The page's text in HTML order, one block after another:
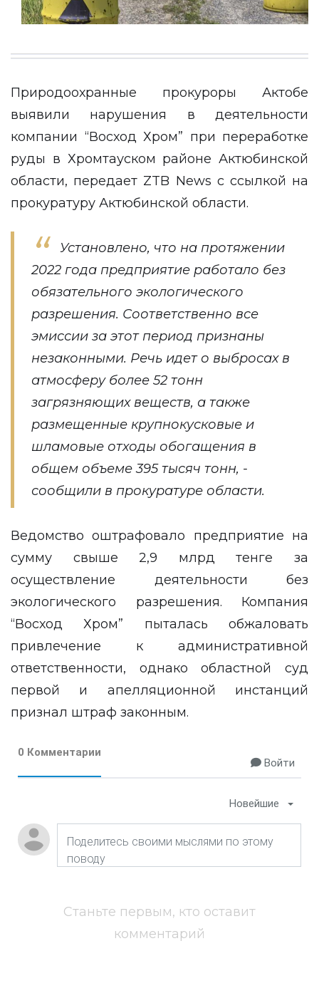
Природоохранные прокуроры Актобе
выявили нарушения в деятельности
компании “Восход Хром” при переработке
руды в Хромтауском районе Актюбинской
области, передает ZTB News с ссылкой на
прокуратуру Актюбинской области.
Установлено, что на протяжении
2022 года предприятие работало без
обязательного экологического
разрешения. Соответственно все
эмиссии за этот период признаны
незаконными. Речь идет о выбросах в
атмосферу более 52 тонн
загрязняющих веществ, а также
размещенные крупнокусковые и
шламовые отходы обогащения в
общем объеме 395 тысяч тонн, -
сообщили в прокуратуре области.
Ведомство оштрафовало предприятие на
сумму свыше 2,9 млрд тенге за
осуществление деятельности без
экологического разрешения. Компания
“Восход Хром” пыталась обжаловать
привлечение к административной
ответственности, однако областной суд
первой и апелляционной инстанций
признал штраф законным.
0 Комментарии
Войти
Новейшие
Станьте первым, кто оставит
комментарий